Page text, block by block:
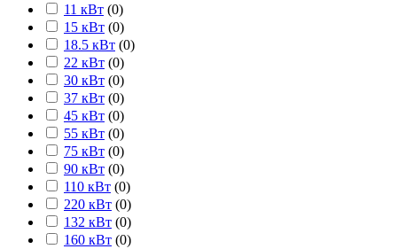
11 кВт (0)
15 кВт (0)
18.5 кВт (0)
22 кВт (0)
30 кВт (0)
37 кВт (0)
45 кВт (0)
55 кВт (0)
75 кВт (0)
90 кВт (0)
110 кВт (0)
220 кВт (0)
132 кВт (0)
160 кВт (0)